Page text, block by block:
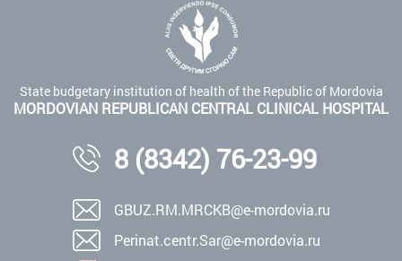
State budgetary institution of health of the Republic of Mordovia
MORDOVIAN REPUBLICAN CENTRAL CLINICAL HOSPITAL
8 (8342) 76-23-99
GBUZ.RM.MRCKB@e-mordovia.ru
Perinat.centr.Sar@e-mordovia.ru